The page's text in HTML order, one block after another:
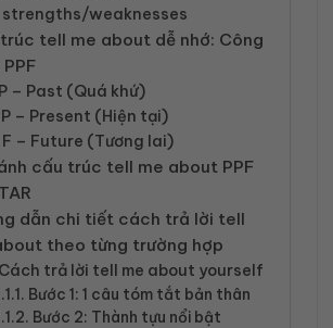
strengths/weaknesses
tell me about dễ nhớ: Công
P – Past (Quá khứ)
P – Present (Hiện tại)
F – Future (Tương lai)
cấu trúc tell me about PPF
dẫn chi tiết cách trả lời tell
theo từng trường hợp
Cách trả lời tell me about yourself
Bước 1: 1 câu tóm tắt bản thân
Bước 2: Thành tựu nổi bật